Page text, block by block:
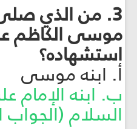
3. من الذي
موسى الكاظم
استشهاده؟
أ. ابنه موسى
ب. ابنه الإمام
السلام (الجواب